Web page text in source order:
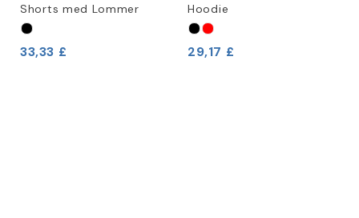
Shorts med Lommer
33,33 £
Hoodie
29,17 £